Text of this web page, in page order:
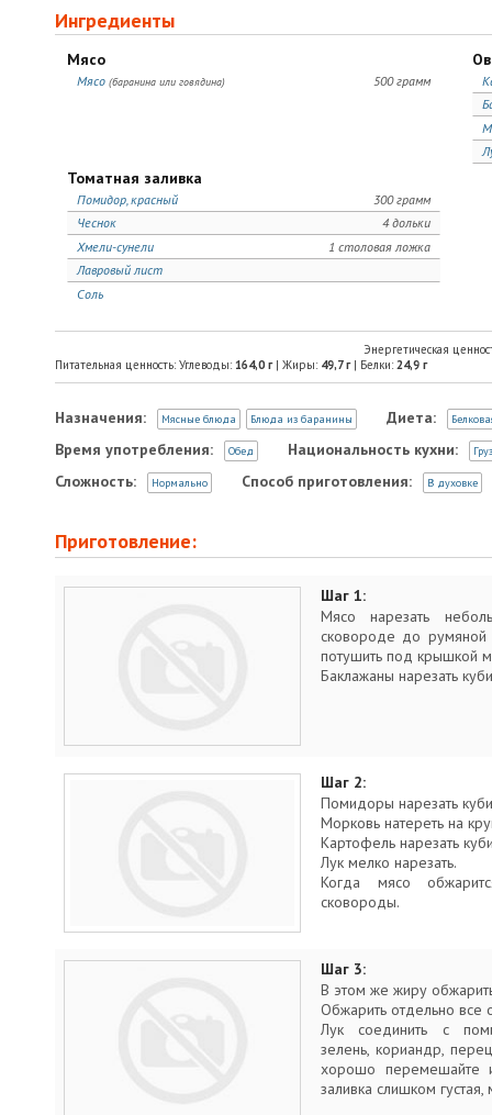
Ингредиенты
Мясо
500 грамм
Мясо (баранина или говядина)
Томатная заливка
300 грамм
Помидор, красный
4 дольки
Чеснок
1 столовая ложка
Хмели-сунели
Лавровый лист
Соль
Энергетическая
Питательная ценность: Углеводы: 164,0 г| Жиры: 49,7г| Белки: 24,9 г
Назначения: Мясные блюда Блюда из баранины Диета:
Время употребления: Обед Национальность кухни:
Сложность: Нормально Способ приготовления: В духовке
Приготовление:
Шаг 1:
Мясо нарезать
сковороде до румяной
потушить под крышкой
Баклажаны нарезать
Шаг 2:
Помидоры нарезать
Морковь натереть на
Картофель нарезать
Лук мелко нарезать.
Когда мясо
сковороды.
Шаг 3:
В этом же жиру
Обжарить отдельно все
Лук соединить с
зелень, кориандр,
хорошо перемешайте
заливка слишком